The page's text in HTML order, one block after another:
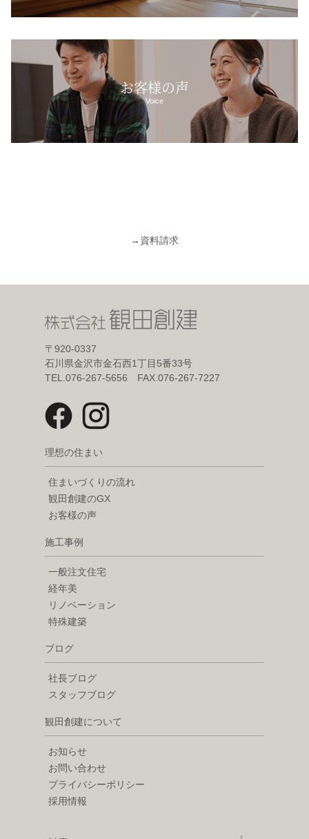
お客様の声
Voice
→ 資料請求
〒920-0337
石川県金沢市金石西1丁目5番33号
TEL.076-267-5656 FAX.076-267-7227
理想の住まい
住まいづくりの流れ
観田創建のGX
お客様の声
施工事例
一般注文住宅
経年美
リノベーション
特殊建築
ブログ
社長ブログ
スタッフブログ
観田創建について
お知らせ
お問い合わせ
プライバシーポリシー
採用情報